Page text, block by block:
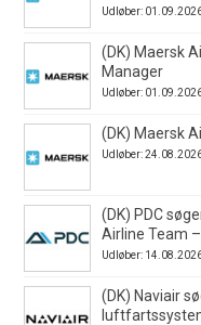
Udløber:
(DK) Maersk
Manager
Udløber:
(DK) Maersk
Udløber:
(DK) PDC
Airline Team
Udløber:
(DK) Naviair